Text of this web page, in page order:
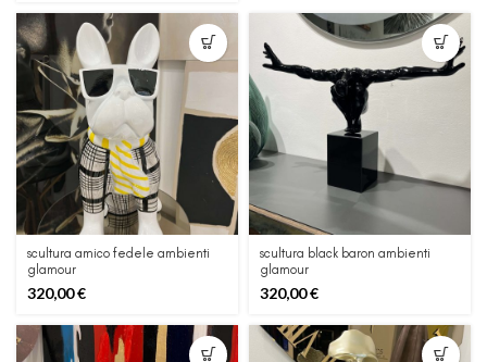
scultura amico fedele ambienti
glamour
320,00€
scultura black baron ambienti
glamour
320,00€